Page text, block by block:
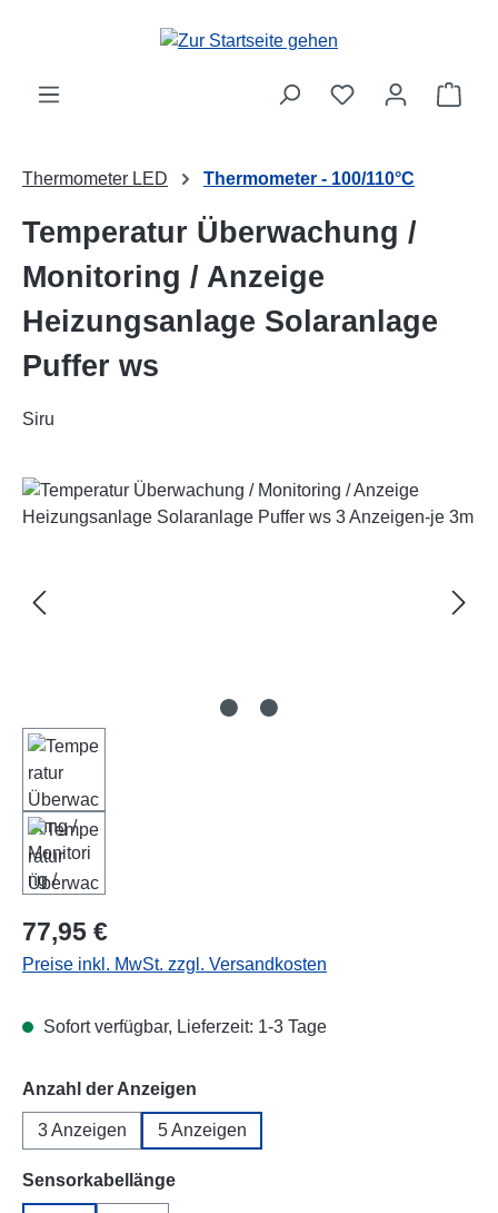
Zum Hauptinhalt springen
Thermometer LED Thermometer - 100/110°C
Temperatur Überwachung /
Monitoring / Anzeige
Heizungsanlage Solaranlage
Puffer ws
Siru
Bildergalerie überspringen
Regulärer Preis:
77,95 €
Preise inkl. MwSt. zzgl. Versandkosten
Sofort verfügbar, Lieferzeit: 1-3 Tage
Anzahl der Anzeigen
3 Anzeigen 5 Anzeigen
Sensorkabellängeauswählen